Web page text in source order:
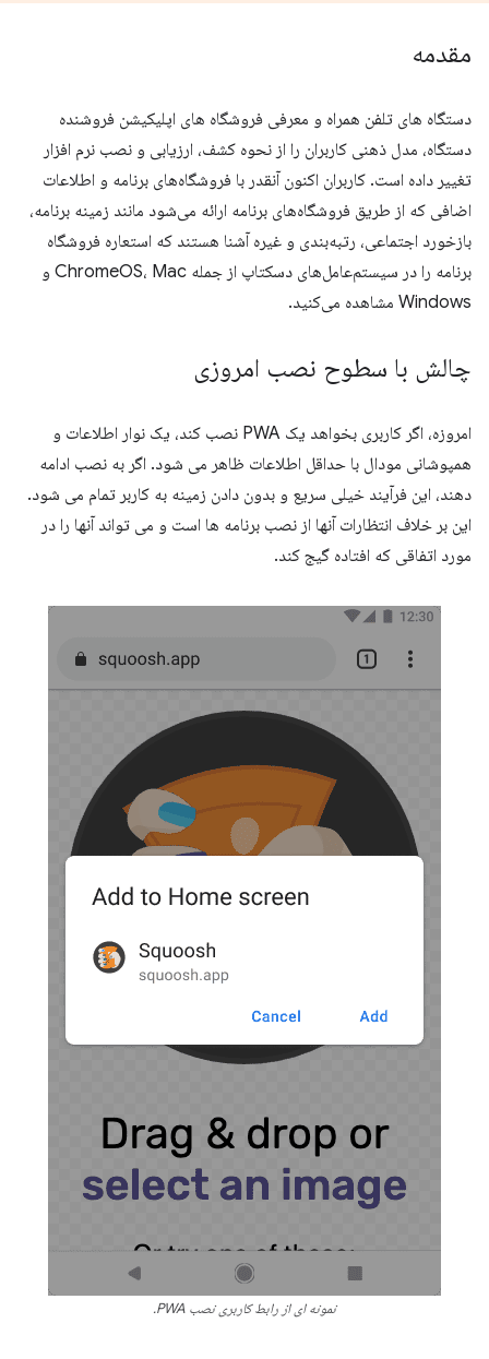
مقدمه
دستگاه های تلفن همراه و معرفی فروشگاه های اپلیکیشن فروشنده
دستگاه، مدل ذهنی کاربران را از نحوه کشف، ارزیابی و نصب نرم افزار
تغییر داده است. کاربران اکنون آنقدر با فروشگاه‌های برنامه و اطلاعات
اضافی که از طریق فروشگاه‌های برنامه ارائه می‌شود مانند زمینه برنامه،
بازخورد اجتماعی، رتبه‌بندی و غیره آشنا هستند که استعاره فروشگاه
برنامه را در سیستم‌عامل‌های دسکتاپ از جمله ChromeOS، Mac و
Windows مشاهده می‌کنید.
چالش با سطوح نصب امروزی
امروزه، اگر کاربری بخواهد یک PWA نصب کند، یک نوار اطلاعات و
همپوشانی مودال با حداقل اطلاعات ظاهر می شود. اگر به نصب ادامه
دهند، این فرآیند خیلی سریع و بدون دادن زمینه به کاربر تمام می شود.
این بر خلاف انتظارات آنها از نصب برنامه ها است و می تواند آنها را در
مورد اتفاقی که افتاده گیج کند.
نمونه ای از رابط کاربری نصب PWA.